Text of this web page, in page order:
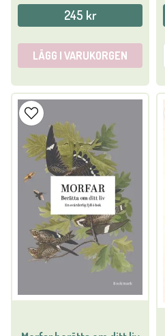
245 kr
LÄGG I VARUKORGEN